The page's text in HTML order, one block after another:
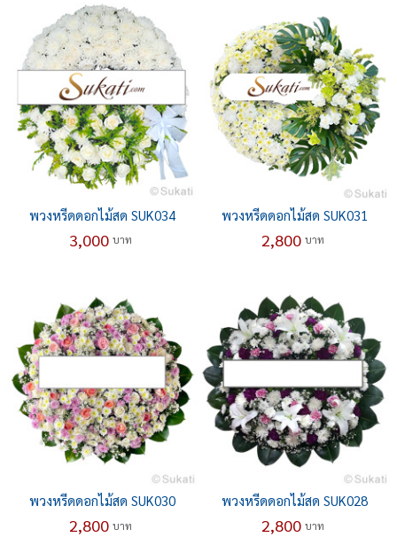
พวงหรีดดอกไม้สด SUK034
3,000 บาท
พวงหรีดดอกไม้สด SUK031
2,800 บาท
พวงหรีดดอกไม้สด SUK030
2,800 บาท
พวงหรีดดอกไม้สด SUK028
2,800 บาท